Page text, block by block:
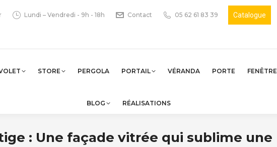
Lundi – Vendredi - 9h - 18h Contact 05 62 61 83 39 Catalogue
STORE PERGOLA PORTAIL VÉRANDA PORTE FENÊTRE
BLOG RÉALISATIONS
: Une façade vitrée qui sublime une